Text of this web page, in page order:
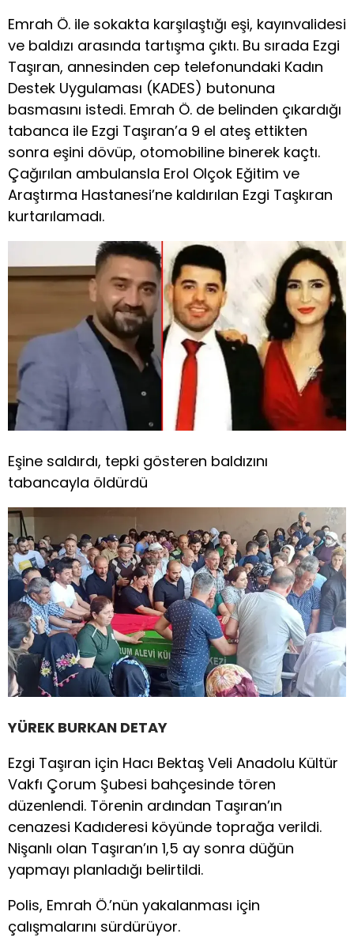
Emrah Ö. ile sokakta karşılaştığı eşi, kayınvalidesi
ve baldızı arasında tartışma çıktı. Bu sırada Ezgi
Taşıran, annesinden cep telefonundaki Kadın
Destek Uygulaması (KADES) butonuna
basmasını istedi. Emrah Ö. de belinden çıkardığı
tabanca ile Ezgi Taşıran’a 9 el ateş ettikten
sonra eşini dövüp, otomobiline binerek kaçtı.
Çağırılan ambulansla Erol Olçok Eğitim ve
Araştırma Hastanesi’ne kaldırılan Ezgi Taşkıran
kurtarılamadı.
Eşine saldırdı, tepki gösteren baldızını
tabancayla öldürdü
YÜREK BURKAN DETAY
Ezgi Taşıran için Hacı Bektaş Veli Anadolu Kültür
Vakfı Çorum Şubesi bahçesinde tören
düzenlendi. Törenin ardından Taşıran’ın
cenazesi Kadıderesi köyünde toprağa verildi.
Nişanlı olan Taşıran’ın 1,5 ay sonra düğün
yapmayı planladığı belirtildi.
Polis, Emrah Ö.’nün yakalanması için
çalışmalarını sürdürüyor.